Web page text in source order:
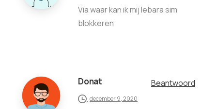
Via waar kan ik mij lebara sim
blokkeren
Donat Beantwoord
december 9, 2020